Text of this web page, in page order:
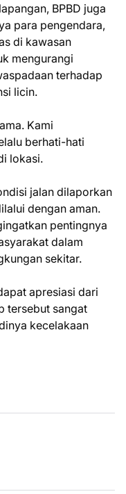
BPBD juga
para pengendara,
di kawasan
mengurangi
terhadap
licin.
Kami
berhati-hati
lokasi.
jalan dilaporkan
dengan aman.
pentingnya
dalam
sekitar.
apresiasi dari
tersebut sangat
kecelakaan